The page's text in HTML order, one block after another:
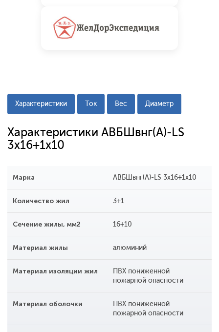
Характеристики Ток Вес Диаметр
Характеристики АВБШвнг(A)-LS
3x16+1x10
Марка АВБШвнг(A)-LS 3x16+1x10
Количество жил 3+1
Сечение жилы, мм2 16+10
Материал жилы алюминий
Материал изоляции жил
ПВХ пониженной
пожарной опасности
Материал оболочки
ПВХ пониженной
пожарной опасности